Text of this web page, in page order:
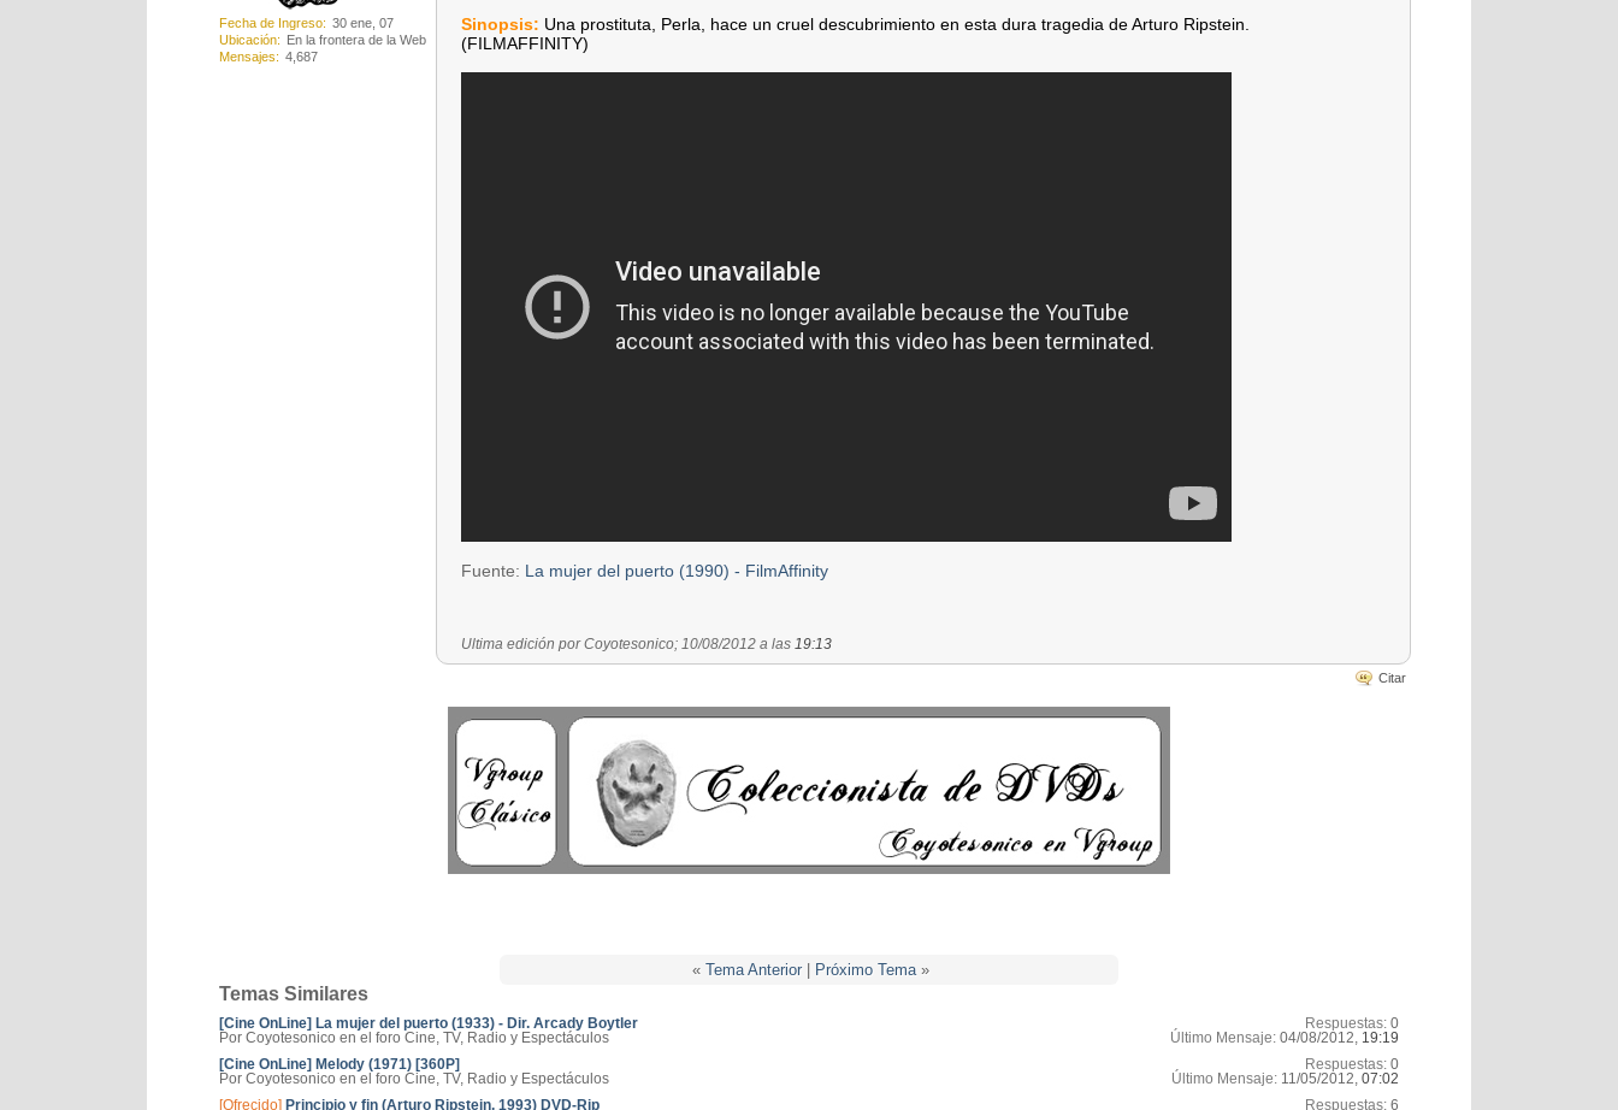
Fecha de Ingreso
30 ene, 07
Ubicación
En la frontera de la Web
Mensajes
4,687
Sinopsis: Una prostituta, Perla, hace un cruel descubrimiento en esta dura tragedia de Arturo Ripstein.
(FILMAFFINITY)
Fuente: La mujer del puerto (1990) - FilmAffinity
Última edición por Coyotesonico; 10/08/2012 a las 19:13
Citar
« Tema Anterior| Próximo Tema »
Temas Similares
[Cine OnLine] La mujer del puerto (1933) - Dir. Arcady Boytler
Por Coyotesonico en el foro Cine, TV, Radio y Espectáculos
Respuestas: 0
Último Mensaje: 04/08/2012, 19:19
[Cine OnLine] Melody (1971) [360P]
Por Coyotesonico en el foro Cine, TV, Radio y Espectáculos
Respuestas: 0
Último Mensaje: 11/05/2012, 07:02
[Ofrecido] Principio y fin (Arturo Ripstein, 1993) DVD-Rip Respuestas: 6